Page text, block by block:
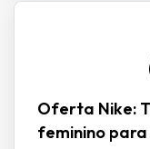
Oferta Nike:
feminino